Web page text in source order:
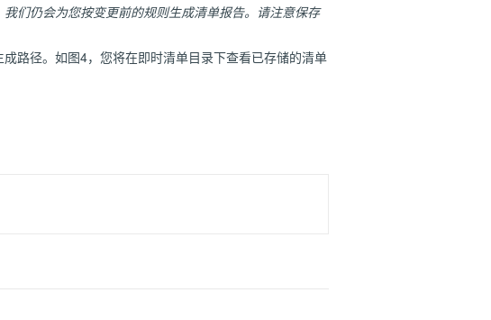
们仍会为您按变更前的规则生成清单报告。请注意保存
路径。如图4，您将在即时清单目录下查看已存储的清单